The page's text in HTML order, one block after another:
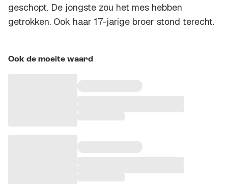
geschopt. De jongste zou het mes hebben
getrokken. Ook haar 17-jarige broer stond terecht.
Ook de moeite waard